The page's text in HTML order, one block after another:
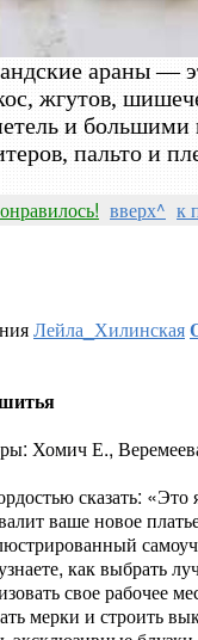
араны —
жгутов,
и большими
пальто и
вверх^ к
Лейла_Хилинская
Хомич Е.,
сказать: «Это
ваше новое
как выбрать
свое рабочее
мерки и строить